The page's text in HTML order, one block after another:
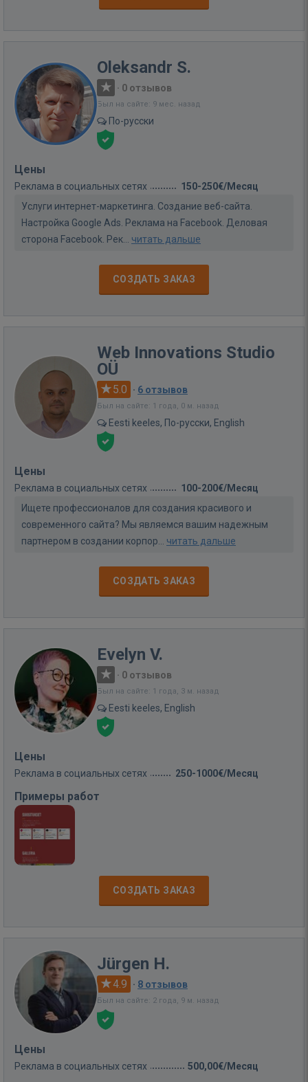
Oleksandr S.
· 0 отзывов
Был на сайте: 9 мес. назад
По-русски
Цены
Реклама в социальных сетях
150-250€/Месяц
Услуги интернет-маркетинга. Создание веб-сайта.
Настройка Google Ads. Реклама на Facebook. Деловая
сторона Facebook. Рек... читать дальше
СОЗДАТЬ ЗАКАЗ
Web Innovations Studio
OÜ
5.0 · 6 отзывов
Был на сайте: 1 года, 0 м. назад
Eesti keeles, По-русски, English
Цены
Реклама в социальных сетях
100-200€/Месяц
Ищете профессионалов для создания красивого и
современного сайта? Мы являемся вашим надежным
партнером в создании корпор... читать дальше
СОЗДАТЬ ЗАКАЗ
Evelyn V.
· 0 отзывов
Был на сайте: 1 года, 3 м. назад
Eesti keeles, English
Цены
Реклама в социальных сетях 250-1000€/Месяц
Примеры работ
СОЗДАТЬ ЗАКАЗ
Jürgen H.
4.9 · 8 отзывов
Был на сайте: 2 года, 9 м. назад
Цены
Реклама в социальных сетях 500,00€/Месяц